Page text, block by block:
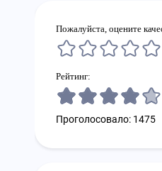
Пожалуйста, оцените
Рейтинг:
Проголосовало: 1475